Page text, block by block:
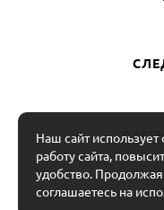
©
Наш сайт
работу сайта,
удобство. Продолжая
соглашаетесь на